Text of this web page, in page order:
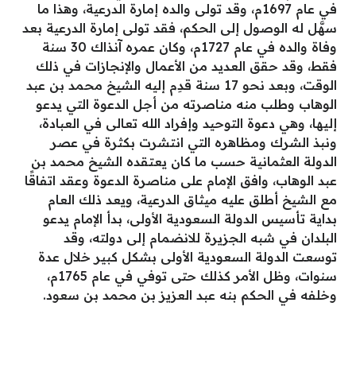
في عام 1697م، وقد تولى والده إمارة الدرعية، وهذا ما
سهَّل له الوصول إلى الحكم، فقد تولى إمارة الدرعية بعد
وفاة والده في عام 1727م، وكان عمره آنذاك 30 سنة
فقط، وقد حقق العديد من الأعمال والإنجازات في ذلك
الوقت، وبعد نحو 17 سنة قدِم إليه الشيخ محمد بن عبد
الوهاب وطلب منه مناصرته من أجل الدعوة التي يدعو
إليها، وهي دعوة التوحيد وإفراد الله تعالى في العبادة،
ونبذ الشرك ومظاهره التي انتشرت بكثرة في عصر
الدولة العثمانية حسب ما كان يعتقده الشيخ محمد بن
عبد الوهاب، وافق الإمام على مناصرة الدعوة وعقد اتفاقًا
مع الشيخ أطلق عليه ميثاق الدرعية، ويعد ذلك العام
بداية تأسيس الدولة السعودية الأولى، بدأ الإمام يدعو
البلدان في شبه الجزيرة للانضمام إلى دولته، وقد
توسعت الدولة السعودية الأولى بشكل كبير خلال عدة
سنوات، وظل الأمر كذلك حتى توفي في عام 1765م،
وخلفه في الحكم بنه عبد العزيز بن محمد بن سعود.